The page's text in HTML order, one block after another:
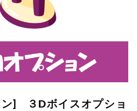
] ３Dボイスオプショ